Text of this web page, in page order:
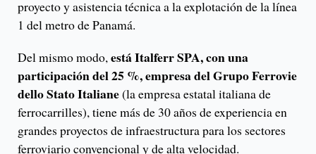
proyecto y asistencia técnica a la explotación de la línea
1 del metro de Panamá.
Del mismo modo,está Italferr SPA, con una
participación del 25 %, empresa del Grupo Ferrovie
dello Stato Italiane(la empresa estatal italiana de
ferrocarrilles), tiene más de 30 años de experiencia en
grandes proyectos de infraestructura para los sectores
ferroviario convencional y de alta velocidad.